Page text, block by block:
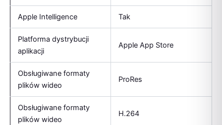
Apple Intelligence Tak
Platforma dystrybucji
aplikacji
Apple App Store
Obsługiwane formaty
plików wideo
ProRes
Obsługiwane formaty
plików wideo
H.264